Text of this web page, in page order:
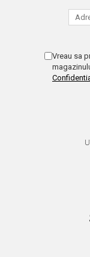
Vreau sa